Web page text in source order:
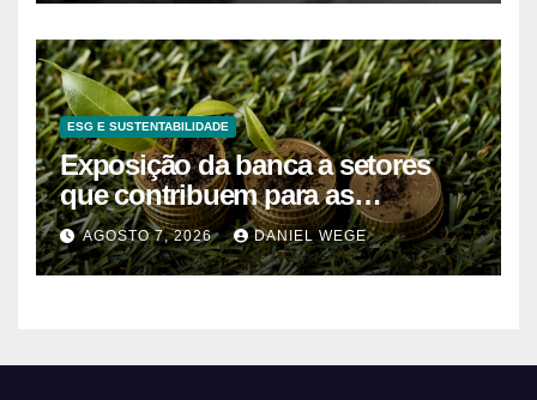
ESG E SUSTENTABILIDADE
Exposição da banca a setores
que contribuem para as
alterações climáticas mantém-se
nos 62%
AGOSTO 7, 2026 DANIEL WEGE